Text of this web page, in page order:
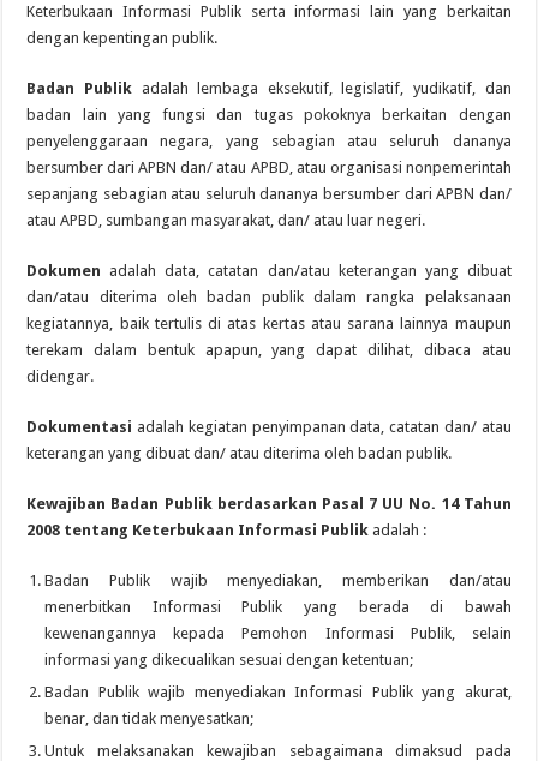
Keterbukaan Informasi Publik serta informasi lain yang berkaitan
dengan kepentingan publik.
Badan Publikadalah lembaga eksekutif, legislatif, yudikatif, dan
badan lain yang fungsi dan tugas pokoknya berkaitan dengan
penyelenggaraan negara, yang sebagian atau seluruh dananya
bersumber dari APBN dan/ atau APBD, atau organisasi nonpemerintah
sepanjang sebagian atau seluruh dananya bersumber dari APBN dan/
atau APBD, sumbangan masyarakat, dan/ atau luar negeri.
Dokumen adalah data, catatan dan/atau keterangan yang dibuat
dan/atau diterima oleh badan publik dalam rangka pelaksanaan
kegiatannya, baik tertulis di atas kertas atau sarana lainnya maupun
terekam dalam bentuk apapun, yang dapat dilihat, dibaca atau
didengar.
Dokumentasi adalah kegiatan penyimpanan data, catatan dan/ atau
keterangan yang dibuat dan/ atau diterima oleh badan publik.
Kewajiban Badan Publik berdasarkan Pasal 7 UU No. 14 Tahun
2008 tentang Keterbukaan Informasi Publik adalah :
Badan Publik wajib menyediakan, memberikan dan/atau
menerbitkan Informasi Publik yang berada di bawah
kewenangannya kepada Pemohon Informasi Publik, selain
informasi yang dikecualikan sesuai dengan ketentuan;
Badan Publik wajib menyediakan Informasi Publik yang akurat,
benar, dan tidak menyesatkan;
Untuk melaksanakan kewajiban sebagaimana dimaksud pada